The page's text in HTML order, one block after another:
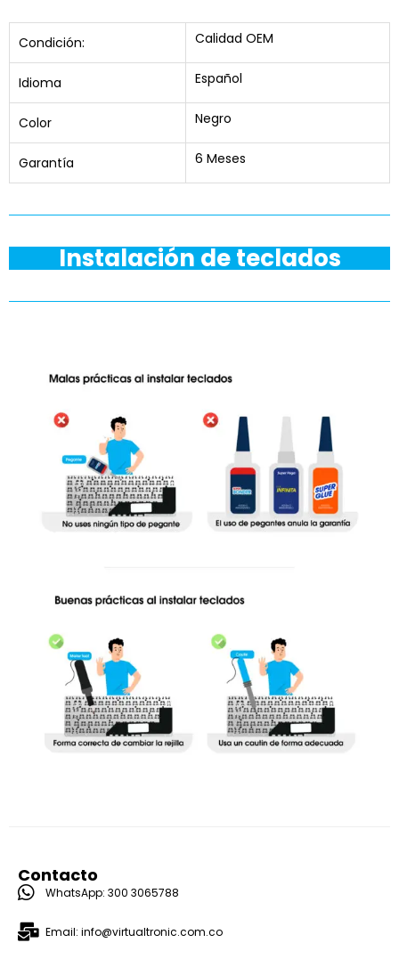
Condición: Calidad OEM
Idioma Español
Color Negro
Garantía 6 Meses
Instalación de teclados
Contacto
WhatsApp: 300 3065788
Email: info@virtualtronic.com.co